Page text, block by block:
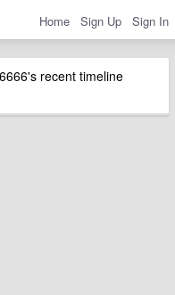
Home Sign Up Sign In
recent timeline